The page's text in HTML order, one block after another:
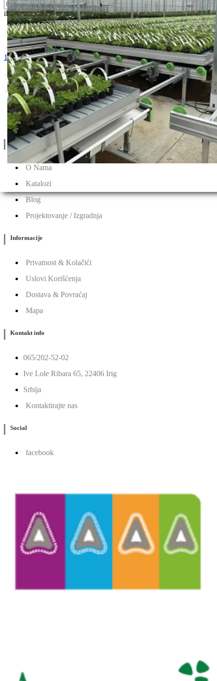
ili probajte naprednu:pretragu
1. Crni feromonksi listovi 2. Plava feromonska traka
Linkovi
O Nama
Katalozi
Blog
Projektovanje / Izgradnja
Informacije
Privatnost & Kolačići
Uslovi Korišćenja
Dostava & Povraćaj
Mapa
Kontakt info
065/202-52-02
Ive Lole Ribara 65, 22406 Irig
Srbija
Kontaktirajte nas
Social
facebook